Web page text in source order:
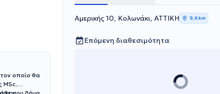
οποίο θα
MSc,
Αμερικής 10, Κολωνάκι, ΑΤΤΙΚΗ 9,6 km
Επόμενη διαθεσιμότητα